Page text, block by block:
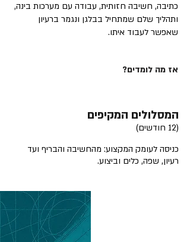
כתיבה, חשיבה חזותית, עבודה עם מערכות בינה,
ותהליך שלם שמתחיל בבלגן ונגמר ברעיון
שאפשר לעבוד איתו.
אז מה לומדים?
המסלולים המקיפים
(12 חודשים)
כניסה לעומק המקצוע: מהחשיבה והבריף ועד
רעיון, שפה, כלים וביצוע.